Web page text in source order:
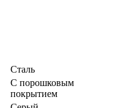
Сталь
С порошковым
покрытием